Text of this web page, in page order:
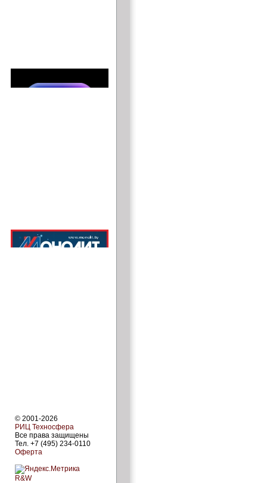
© 2001-2026
РИЦ Техносфера
Все права защищены
Тел. +7 (495) 234-0110
Оферта
R&W